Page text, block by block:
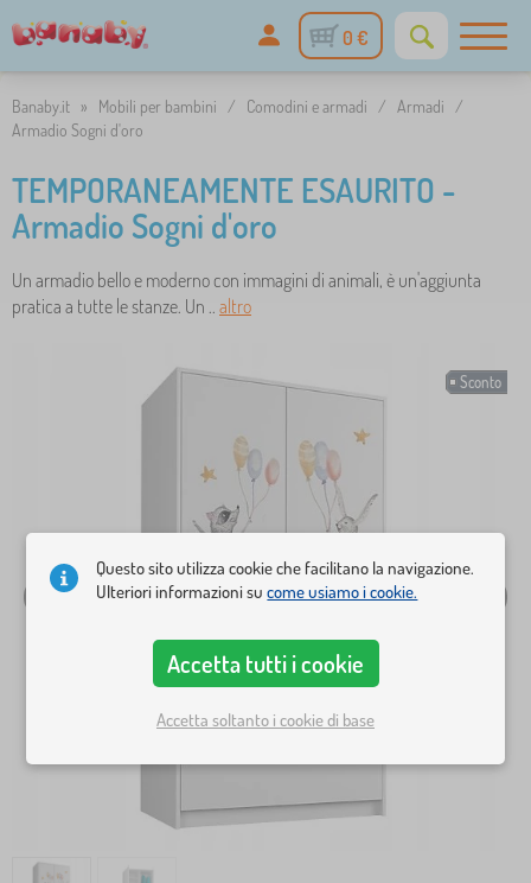
0 €
Banaby.it » Mobili per bambini / Comodini e armadi / Armadi
/
Armadio Sogni d'oro
TEMPORANEAMENTE ESAURITO -
Armadio Sogni d'oro
Un armadio bello e moderno con immagini di animali, è un'aggiunta
pratica a tutte le stanze. Un .. altro
Sconto
Questo sito utilizza cookie che facilitano la navigazione.
Ulteriori informazioni sucome usiamo i cookie.
Accetta tutti i cookie
Accetta soltanto i cookie di base